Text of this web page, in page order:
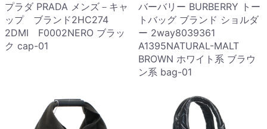
プラダ PRADA メンズ－キャ
ップ ブランド2HC274
2DMI F0002NERO ブラッ
ク cap-01
バーバリー BURBERRY トー
トバッグ ブランド ショルダ
ー 2way8039361
A1395NATURAL-MALT
BROWN ホワイト系 ブラウ
ン系 bag-01